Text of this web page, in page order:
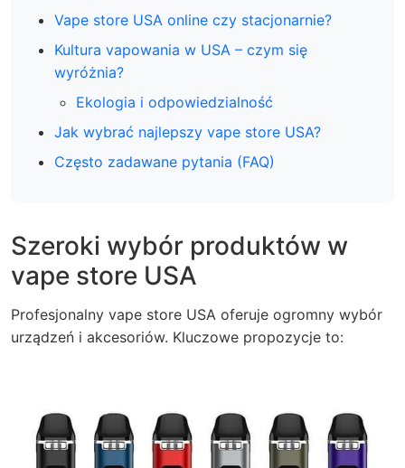
Vape store USA online czy stacjonarnie?
Kultura vapowania w USA – czym się
wyróżnia?
Ekologia i odpowiedzialność
Jak wybrać najlepszy vape store USA?
Często zadawane pytania (FAQ)
Szeroki wybór produktów w
vape store USA
Profesjonalny vape store USA oferuje ogromny wybór
urządzeń i akcesoriów. Kluczowe propozycje to: